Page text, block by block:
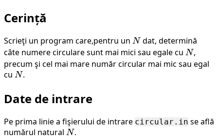
5,
4,
1
Cerință
Scrieţi un program care,pentru un N
N dat, determină
câte numere circulare sunt mai mici sau egale cu N
N,
precum şi cel mai mare număr circular mai mic sau egal
cu N
N.
Date de intrare
Pe prima linie a fişierului de intrare circular.in se află
numărul natural N
N.